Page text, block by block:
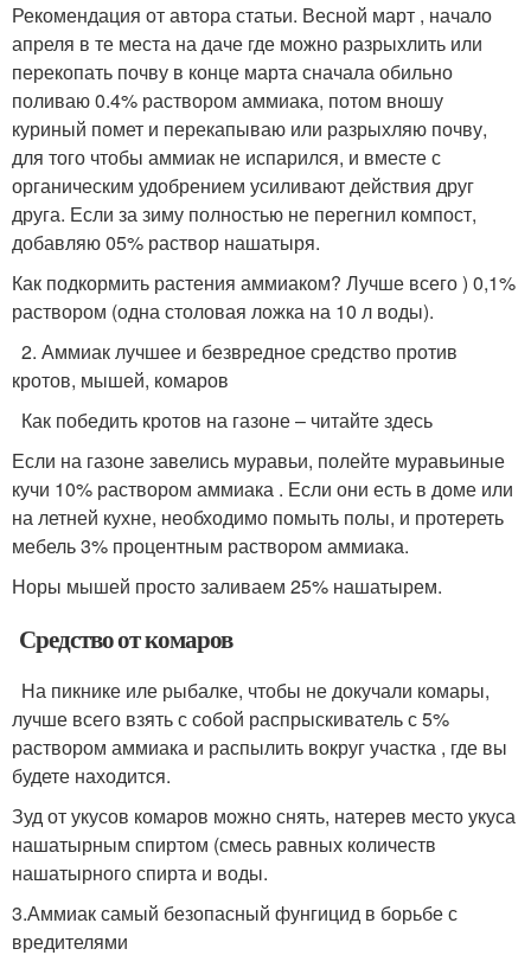
Рекомендация от автора статьи. Весной март , начало
апреля в те места на даче где можно разрыхлить или
перекопать почву в конце марта сначала обильно
поливаю 0.4% раствором аммиака, потом вношу
куриный помет и перекапываю или разрыхляю почву,
для того чтобы аммиак не испарился, и вместе с
органическим удобрением усиливают действия друг
друга. Если за зиму полностью не перегнил компост,
добавляю 05% раствор нашатыря.
Как подкормить растения аммиаком? Лучше всего ) 0,1%
раствором (одна столовая ложка на 10 л воды).
2. Аммиак лучшее и безвредное средство против
кротов, мышей, комаров
Как победить кротов на газоне – читайте здесь
Если на газоне завелись муравьи, полейте муравьиные
кучи 10% раствором аммиака . Если они есть в доме или
на летней кухне, необходимо помыть полы, и протереть
мебель 3% процентным раствором аммиака.
Норы мышей просто заливаем 25% нашатырем.
Средство от комаров
На пикнике иле рыбалке, чтобы не докучали комары,
лучше всего взять с собой распрыскиватель с 5%
раствором аммиака и распылить вокруг участка , где вы
будете находится.
Зуд от укусов комаров можно снять, натерев место укуса
нашатырным спиртом (смесь равных количеств
нашатырного спирта и воды.
3.Аммиак самый безопасный фунгицид в борьбе с
вредителями